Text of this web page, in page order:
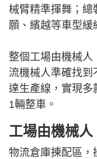
械臂精準揮舞；總
願、繽越等車型緩
整個工場由機械人
流機械人準確找到
達生產線，實現多
1輛整車。
工場由機械人
物流倉庫揀配區，